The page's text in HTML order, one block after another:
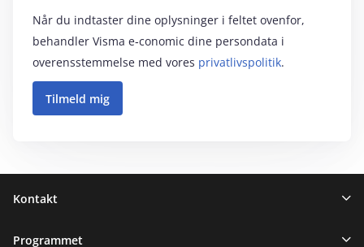
Når du indtaster dine oplysninger i feltet ovenfor,
behandler Visma e‑conomic dine persondata i
overensstemmelse med vores privatlivspolitik.
Sidefod
Kontakt
Programmet